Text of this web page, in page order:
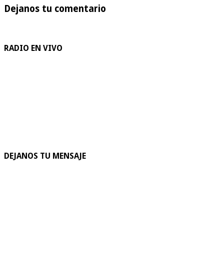
Dejanos tu comentario
RADIO EN VIVO
DEJANOS TU MENSAJE